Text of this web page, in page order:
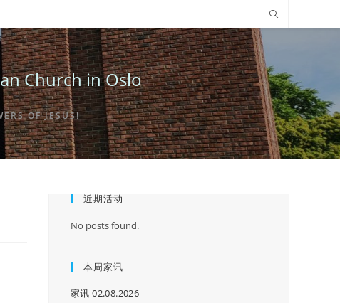
Church in Oslo
OF JESUS!
近期活动
No posts found.
本周家讯
家讯 02.08.2026